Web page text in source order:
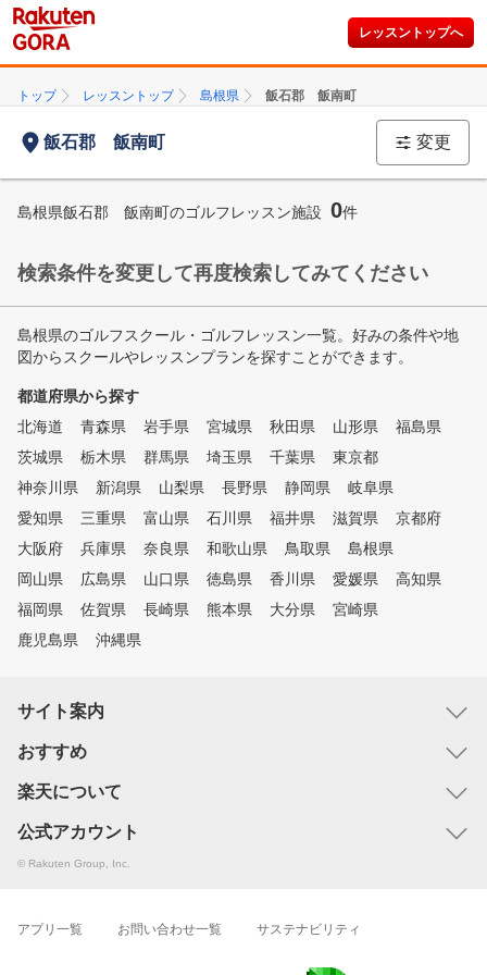
レッスントップへ
トップ レッスントップ 島根県 飯石郡 飯南町
飯石郡 飯南町 変更
島根県飯石郡 飯南町のゴルフレッスン施設 0件
検索条件を変更して再度検索してみてください
島根県のゴルフスクール・ゴルフレッスン一覧。好みの条件や地
図からスクールやレッスンプランを探すことができます。
都道府県から探す
北海道
青森県 岩手県 宮城県 秋田県 山形県
福島県
茨城県
栃木県 群馬県 埼玉県 千葉県
東京都
神奈川県
新潟県 山梨県 長野県 静岡県
岐阜県
愛知県
三重県 富山県 石川県 福井県 滋賀県
京都府
大阪府
兵庫県 奈良県 和歌山県 鳥取県
島根県
岡山県
広島県 山口県 徳島県 香川県 愛媛県
高知県
福岡県
佐賀県 長崎県 熊本県 大分県
宮崎県
鹿児島県
沖縄県
サイト案内
おすすめ
楽天について
公式アカウント
© Rakuten Group, Inc.
アプリ一覧 お問い合わせ一覧 サステナビリティ